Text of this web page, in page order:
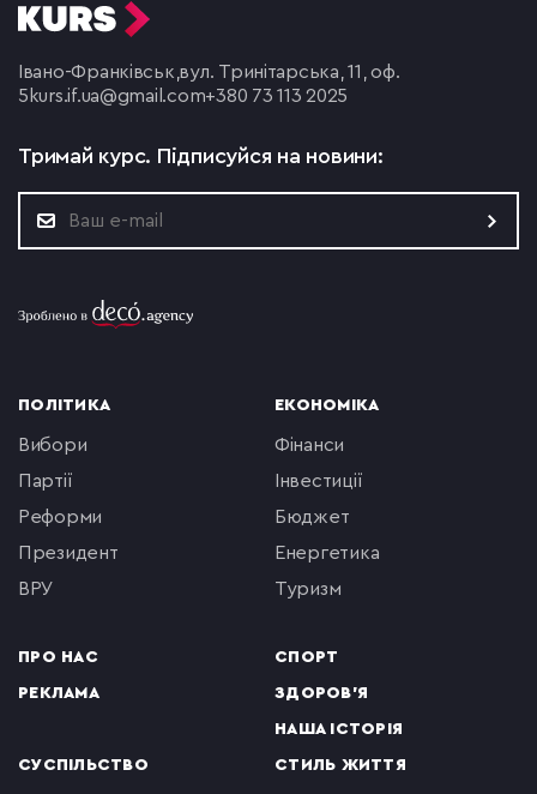
Івано-Франківськ,вул. Тринітарська, 11, оф.
5 kurs.if.ua@gmail.com+380 73 113 2025
Тримай курс. Підписуйся на новини:
ПОЛІТИКА
вибори
партії
реформи
президент
ВРУ
ПРО НАС
РЕКЛАМА
ЕКОНОМІКА
фінанси
інвестиції
бюджет
енергетика
туризм
СПОРТ
ЗДОРОВ'Я
НАША ІСТОРІЯ
СУСПІЛЬСТВО СТИЛЬ ЖИТТЯ